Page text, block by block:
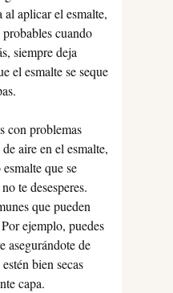
aplicar el esmalte,
cuando
siempre deja
el esmalte se seque
con problemas
aire en el esmalte,
que se
te desesperes.
que pueden
ejemplo, puedes
asegurándote de
bien secas
capa.